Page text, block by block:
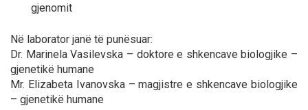
gjenomit
Në laborator janë të punësuar:
Dr. Marinela Vasilevska – doktore e shkencave biologjike –
gjenetikë humane
Mr. Elizabeta Ivanovska – magjistre e shkencave biologjike
– gjenetikë humane